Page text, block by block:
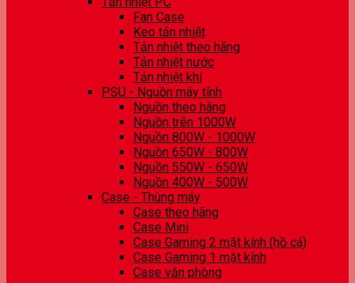
Fan Case
Keo tản nhiệt
Tản nhiệt theo hãng
Tản nhiệt nước
Tản nhiệt khí
PSU - Nguồn máy tính
Nguồn theo hãng
Nguồn trên 1000W
Nguồn 800W - 1000W
Nguồn 650W - 800W
Nguồn 550W - 650W
Nguồn 400W - 500W
Case - Thùng máy
Case theo hãng
Case Mini
Case Gaming 2 mặt kính (hồ cá)
Case Gaming 1 mặt kính
Case văn phòng